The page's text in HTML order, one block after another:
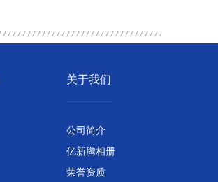
关于我们
公司简介
亿新腾相册
荣誉资质